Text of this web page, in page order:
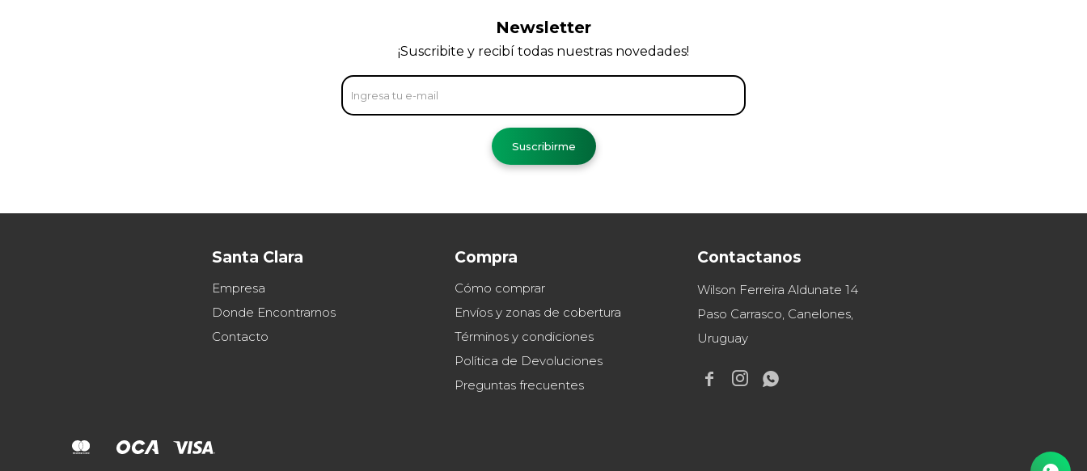
Santa Clara
Empresa
Donde Encontrarnos
Contacto
Compra
Cómo comprar
Envíos y zonas de cobertura
Términos y condiciones
Política de Devoluciones
Preguntas frecuentes
Contactanos
Wilson Ferreira Aldunate 14
Paso Carrasco, Canelones,
Uruguay
  
Newsletter
¡Suscribite y recibí todas nuestras novedades!
Suscribirme